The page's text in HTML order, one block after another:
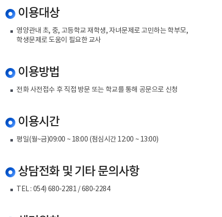
이용대상
영양관내 초, 중, 고등학교 재학생, 자녀문제로 고민하는 학부모,
학생문제로 도움이 필요한 교사
이용방법
전화 사전접수 후 직접 방문 또는 학교를 통해 공문으로 신청
이용시간
평일(월~금)09:00 ~ 18:00 (점심시간 12:00 ~ 13:00)
상담전화 및 기타 문의사항
TEL : 054) 680-2281 / 680-2284